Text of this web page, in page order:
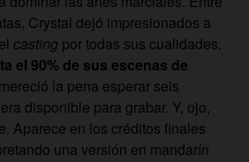
Crystal dejó impresionados a
casting por todas sus cualidades.
el 90% de sus escenas de
la pena esperar seis
disponible para grabar. Y, ojo,
Aparece en los créditos finales
una versión en mandarín